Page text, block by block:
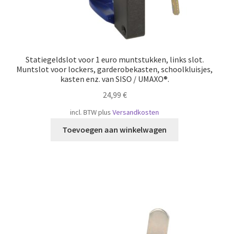
Statiegeldslot voor 1 euro muntstukken, links slot.
Muntslot voor lockers, garderobekasten, schoolkluisjes,
kasten enz. van SISO / UMAXO®.
24,99 €
incl. BTWplus Versandkosten
Toevoegen aan winkelwagen